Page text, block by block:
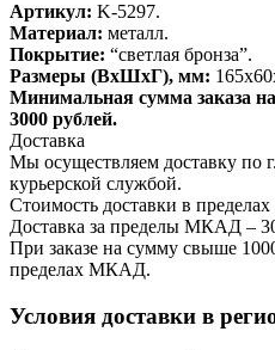
Артикул: K-5297.
Материал: металл.
Покрытие: “светлая бронза”.
Размеры (ВхШхГ), мм:
Минимальная сумма заказа
3000 рублей.
Доставка
Мы осуществляем доставку по
курьерской службой.
Стоимость доставки в
Доставка за пределы МКАД –
При заказе на сумму свыше
пределах МКАД.
Условия доставки в